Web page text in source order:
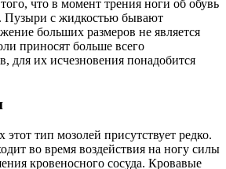
что в момент трения ноги об обувь
Пузыри с жидкостью бывают
больших размеров не является
приносят больше всего
для их исчезновения понадобится
этот тип мозолей присутствует редко.
во время воздействия на ногу силы
кровеносного сосуда. Кровавые